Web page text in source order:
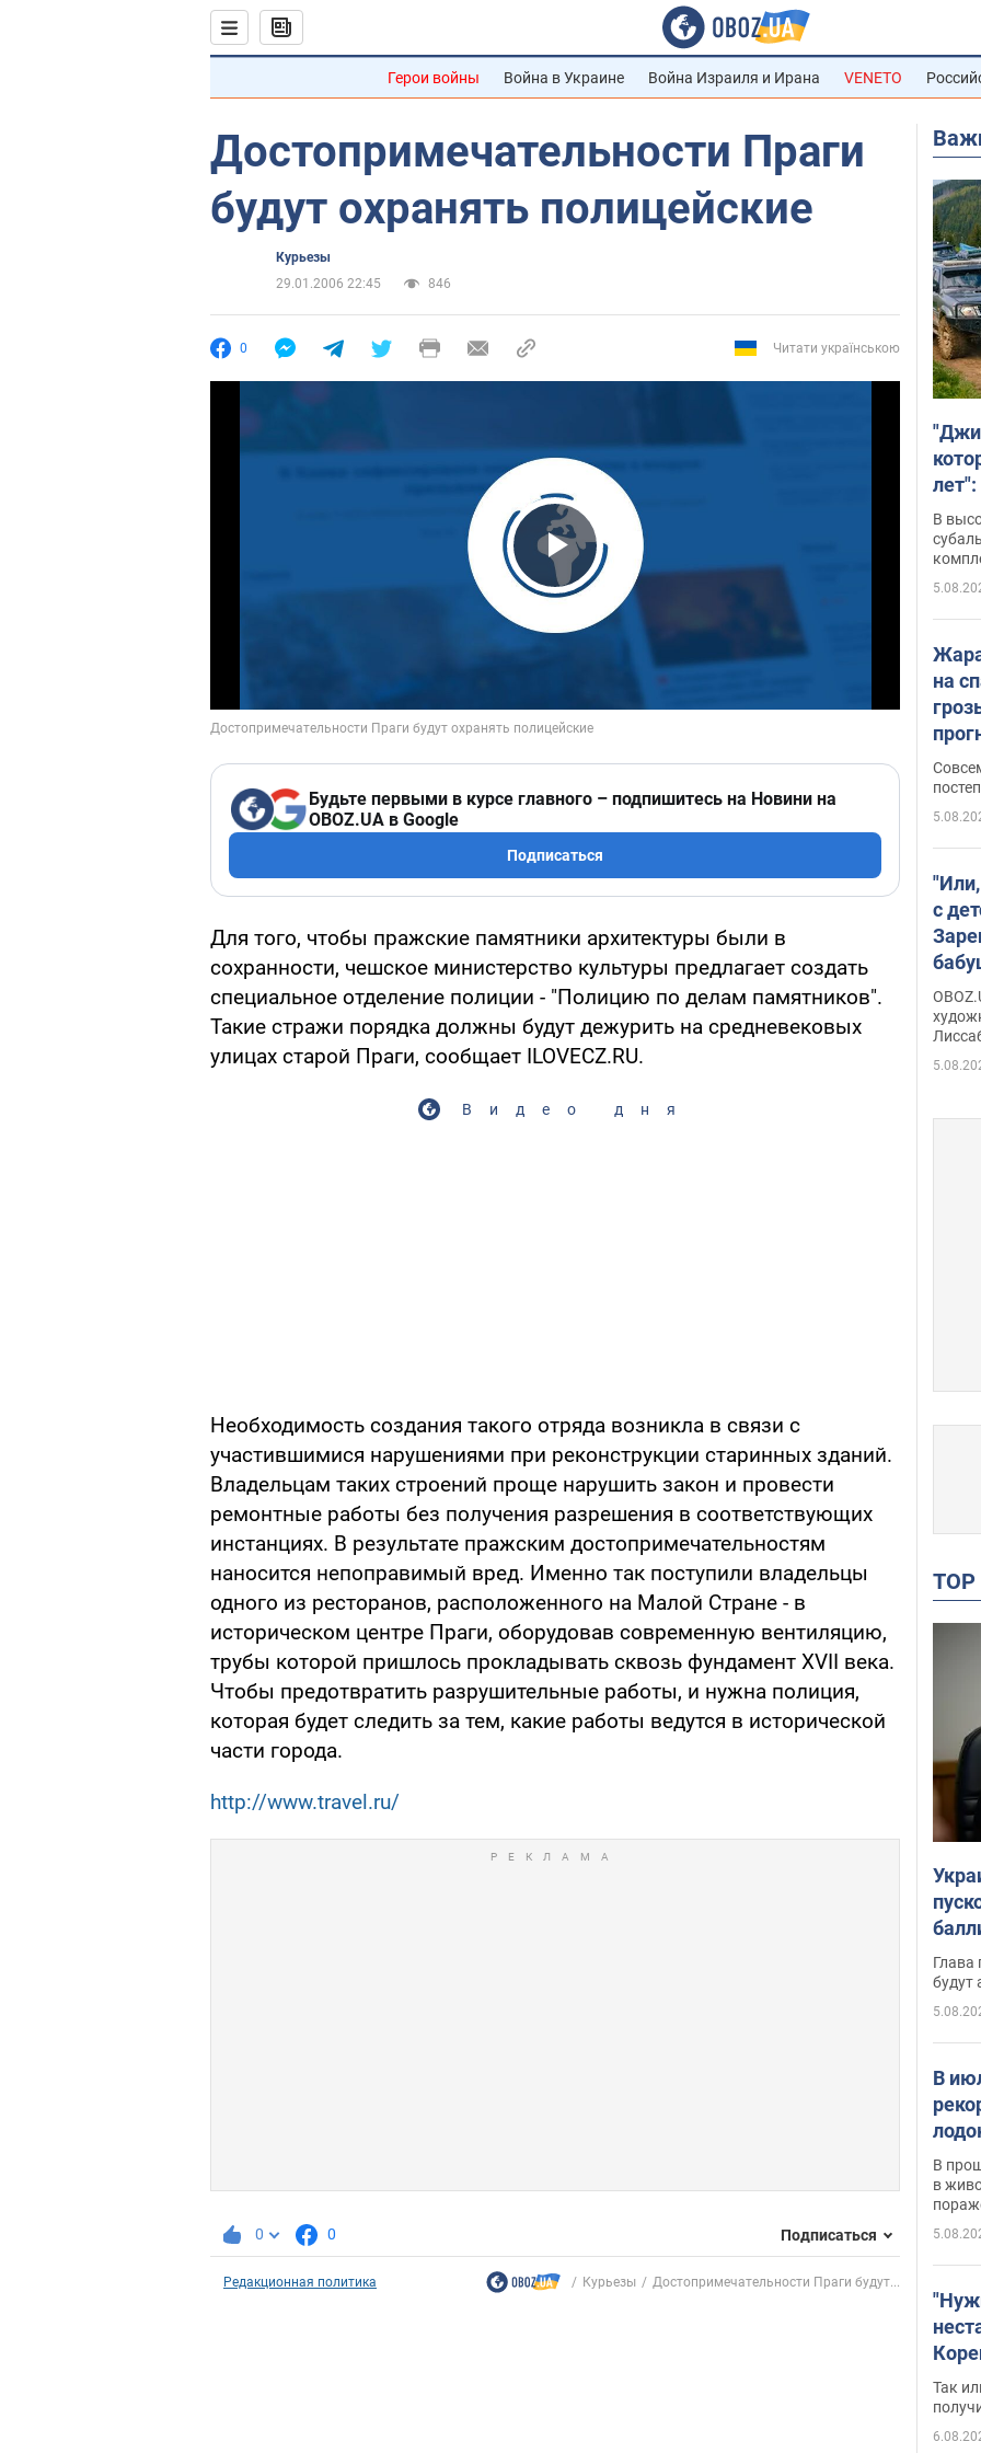
Герои войны Война в Украине Война Израиля и Ирана VENETO
Достопримечательности Праги
будут охранять полицейские
Курьезы
29.01.2006 22:45
846
0 Читати українською
Play Video
Будьте первыми в курсе главного – подпишитесь на Новини на
OBOZ.UA в Google
Подписаться
Для того, чтобы пражские памятники архитектуры были в
сохранности, чешское министерство культуры предлагает создать
специальное отделение полиции - "Полицию по делам памятников".
Такие стражи порядка должны будут дежурить на средневековых
улицах старой Праги, сообщает ILOVECZ.RU.
Видео дня
Необходимость создания такого отряда возникла в связи с
участившимися нарушениями при реконструкции старинных зданий.
Владельцам таких строений проще нарушить закон и провести
ремонтные работы без получения разрешения в соответствующих
инстанциях. В результате пражским достопримечательностям
наносится непоправимый вред. Именно так поступили владельцы
одного из ресторанов, расположенного на Малой Стране - в
историческом центре Праги, оборудовав современную вентиляцию,
трубы которой пришлось прокладывать сквозь фундамент XVII века.
Чтобы предотвратить разрушительные работы, и нужна полиция,
которая будет следить за тем, какие работы ведутся в исторической
части города.
http://www.travel.ru/
0 0 Подписаться
Редакционная политика Курьезы Достопримечательности Праги будут...
В
на
с
сына
Глава
будут
В
В
в
Так